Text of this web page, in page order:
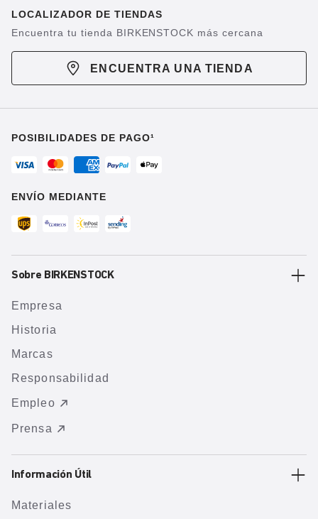
LOCALIZADOR DE TIENDAS
Encuentra tu tienda BIRKENSTOCK más cercana
ENCUENTRA UNA TIENDA
POSIBILIDADES DE PAGO¹
ENVÍO MEDIANTE
Sobre BIRKENSTOCK
Empresa
Historia
Marcas
Responsabilidad
Empleo
Prensa
Información Útil
Materiales